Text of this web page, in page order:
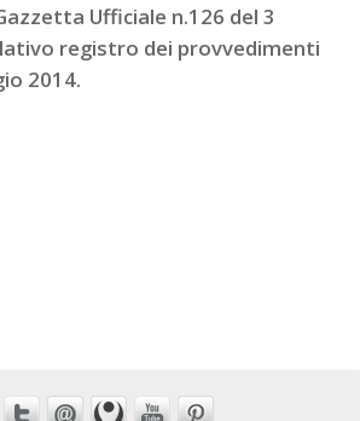
Ufficiale n.126 del 3
registro dei provvedimenti
2014.